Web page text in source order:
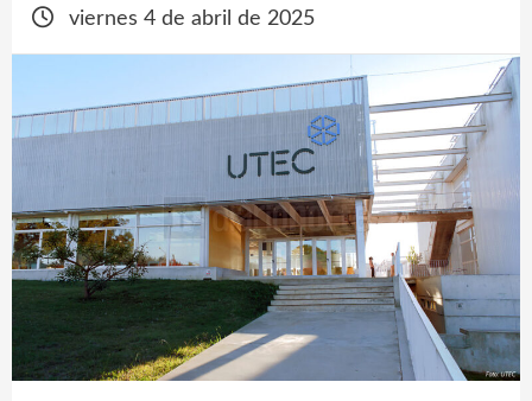
viernes 4 de abril de 2025